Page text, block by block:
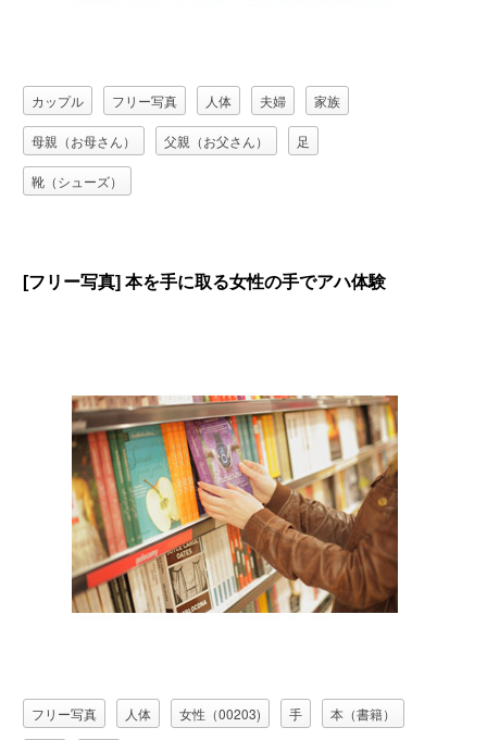
カップル フリー写真 人体 夫婦 家族
母親（お母さん） 父親（お父さん） 足
靴（シューズ）
[フリー写真] 本を手に取る女性の手でアハ体験
フリー写真 人体 女性（00203) 手 本（書籍）